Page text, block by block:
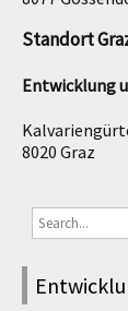
Standort
Entwicklung
8020 Graz